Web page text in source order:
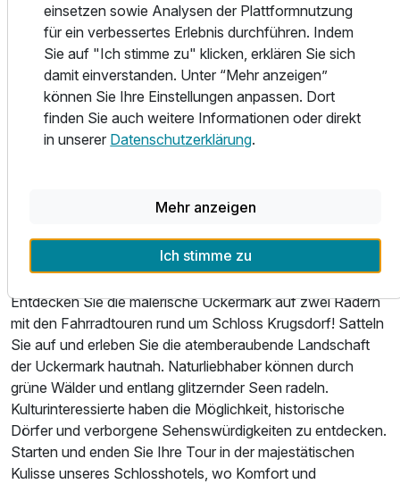
Zusatznächte
Für 2 Tage p.P. ab119,00 €
Doppelzimmer Komfort Haupthaus
2 Erwachsene und 2 Kinder
- Wandern
Das Naturschutzgebiet Koblentzer See umfasst rund
270ha. Beim Erwandern dieser hübschen Wald- und
Seenlandschaft von Schloss Krugsdorf aus stößt man
auch auf einen spätklassizistischer Putzbau mit
Säulenportikus, dem Mausoleum der Familie von Eickstedt,
den Erbauern des Schlosses Krugsdorf . Hier finden sich
oder durchziehen. Am Kiessee vorbei gelangt man nach
Krugsdorf zurück.
Entdecken Sie die malerische Uckermark auf zwei Rädern
mit den Fahrradtouren rund um Schloss Krugsdorf! Satteln
Sie auf und erleben Sie die atemberaubende Landschaft
der Uckermark hautnah. Naturliebhaber können durch
grüne Wälder und entlang glitzernder Seen radeln.
Kulturinteressierte haben die Möglichkeit, historische
Dörfer und verborgene Sehenswürdigkeiten zu entdecken.
Starten und enden Sie Ihre Tour in der majestätischen
Kulisse unseres Schlosshotels, wo Komfort und
einsetzen sowie Analysen der Plattformnutzung
für ein verbessertes Erlebnis durchführen. Indem
Sie auf "Ich stimme zu" klicken, erklären Sie sich
damit einverstanden. Unter “Mehr anzeigen”
können Sie Ihre Einstellungen anpassen. Dort
finden Sie auch weitere Informationen oder direkt
in unserer Datenschutzerklärung.
Mehr anzeigen
Ich stimme zu